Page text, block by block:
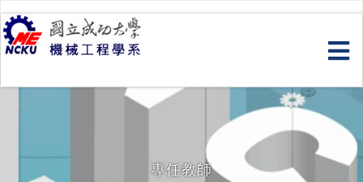
跳
到
主
要
容
專任教師